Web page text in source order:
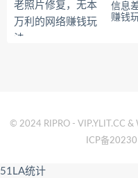
信息
赚钱
© 2024 RIPRO - VIP.YLIT.CC
ICP备
51LA统计